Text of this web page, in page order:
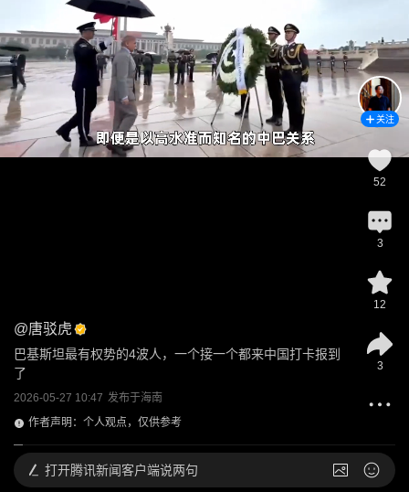
@唐驳虎
巴基斯坦最有权势的4波人，一个接一个都来中国打卡报到
了
2026-05-27 10:47 发布于海南
作者声明：个人观点，仅供参考
关注
52
3
12
3
打开腾讯新闻客户端说两句